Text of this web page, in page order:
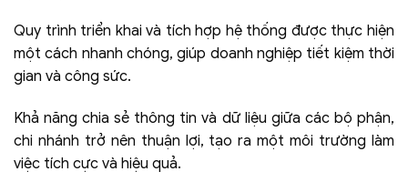
Quy trình triển khai và tích hợp hệ thống được thực hiện
một cách nhanh chóng, giúp doanh nghiệp tiết kiệm thời
gian và công sức.
Khả năng chia sẻ thông tin và dữ liệu giữa các bộ phận,
chi nhánh trở nên thuận lợi, tạo ra một môi trường làm
việc tích cực và hiệu quả.